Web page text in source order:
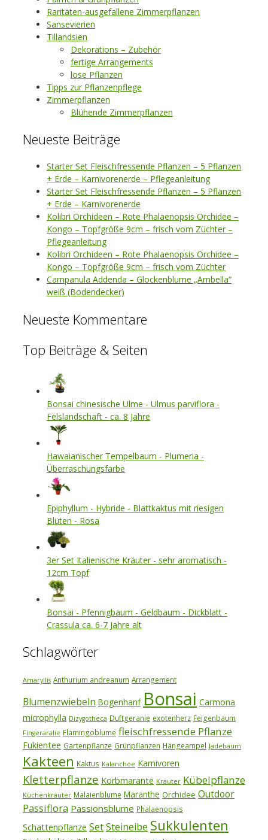
Raritäten-ausgefallene Zimmerpflanzen
Sansevierien
Tillandsien
Dekorations – Zubehör
fertige Arrangements
lose Pflanzen
Tipps zur Pflanzenpflege
Zimmerpflanzen
Blühende Zimmerpflanzen
Neueste Beiträge
Starter Set Fleischfressende Pflanzen – 5 Pflanzen
+ Erde – Karnivorenerde – Pflegeanleitung
Starter Set Fleischfressende Pflanzen – 5 Pflanzen
+ Erde – Karnivorenerde
Kolibri Orchideen – Rote Phalaenopsis Orchidee –
Kongo – Topfgröße 9cm – frisch vom Züchter –
Pflegeanleitung
Kolibri Orchideen – Rote Phalaenopsis Orchidee –
Kongo – Topfgröße 9cm – frisch vom Züchter
Campanula Addenda – Glockenblume „Ambella“
weiß (Bodendecker)
Neueste Kommentare
Top Beiträge & Seiten
Bonsai chinesische Ulme - Ulmus parviflora -
Felslandschaft - ca. 8 Jahre
Hawaianischer Tempelbaum - Plumeria -
Überraschungsfarbe
Epiphyllum - Hybride - Blattkaktus mit riesigen
Blüten - Rosa
3er Set Italienische Kräuter - sehr aromatisch -
12cm Topf
Bonsai - Pfennigbaum - Geldbaum - Dickblatt -
Crassula ca. 6-7 Jahre alt
Schlagwörter
Amaryllis Anthurium andreanum Arrangement
Blumenzwiebeln Bogenhanf Bonsai Carmona
microphylla Dizygotheca Duftgeranie exotenherz Feigenbaum
Fingeraralie Flamingoblume fleischfressende Pflanze
Fukientee Gartenpflanze Grünpflanzen Hängeampel Jadebaum
Kakteen Kaktus Kalanchoe Karnivoren
Kletterpflanze Korbmarante Kräuter Kübelpflanze
Küchenkräuter Malaienblume Maranthe Orchidee Outdoor
Passiflora Passionsblume Phalaenopsis
Schattenpflanze SetSteineibe Sukkulenten